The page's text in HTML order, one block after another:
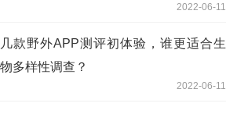
2022-06-11
几款野外APP测评初体验，谁更适合生
物多样性调查？
2022-06-11